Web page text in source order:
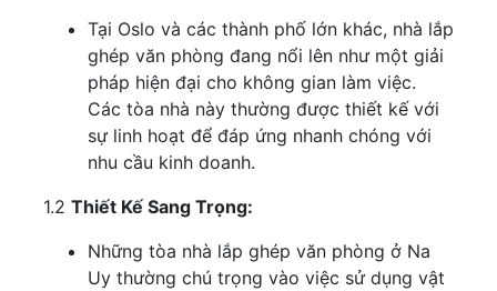
Tại Oslo và các thành phố lớn khác, nhà lắp
ghép văn phòng đang nổi lên như một giải
pháp hiện đại cho không gian làm việc.
Các tòa nhà này thường được thiết kế với
sự linh hoạt để đáp ứng nhanh chóng với
nhu cầu kinh doanh.
1.2 Thiết Kế Sang Trọng:
Những tòa nhà lắp ghép văn phòng ở Na
Uy thường chú trọng vào việc sử dụng vật